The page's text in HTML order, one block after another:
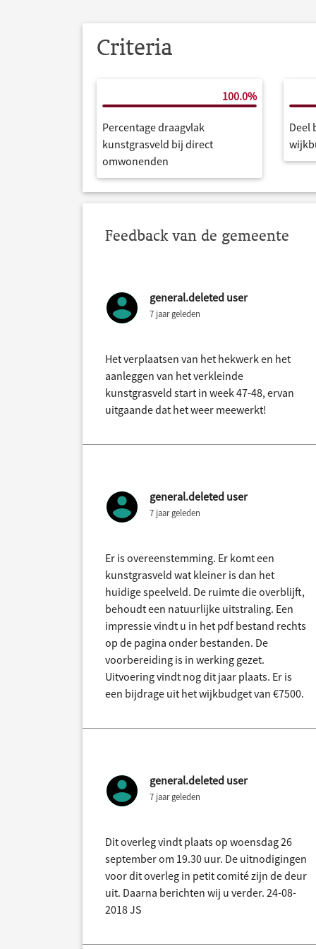
Criteria
100.0%
Percentage draagvlak
kunstgrasveld bij direct
omwonenden
Deel
Feedback van de gemeente
general.deleted user
7 jaar geleden
Het verplaatsen van het hekwerk en het
aanleggen van het verkleinde
kunstgrasveld start in week 47-48, ervan
uitgaande dat het weer meewerkt!
general.deleted user
7 jaar geleden
Er is overeenstemming. Er komt een
kunstgrasveld wat kleiner is dan het
huidige speelveld. De ruimte die overblijft,
behoudt een natuurlijke uitstraling. Een
impressie vindt u in het pdf bestand rechts
op de pagina onder bestanden. De
voorbereiding is in werking gezet.
Uitvoering vindt nog dit jaar plaats. Er is
een bijdrage uit het wijkbudget van €7500.
general.deleted user
7 jaar geleden
Dit overleg vindt plaats op woensdag 26
september om 19.30 uur. De uitnodigingen
voor dit overleg in petit comité zijn de deur
uit. Daarna berichten wij u verder. 24-08-
2018 JS